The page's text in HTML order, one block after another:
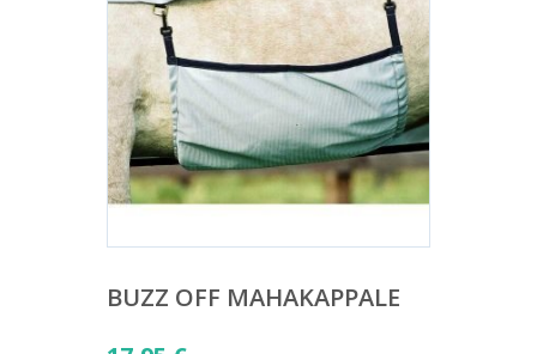
BUZZ OFF MAHAKAPPALE